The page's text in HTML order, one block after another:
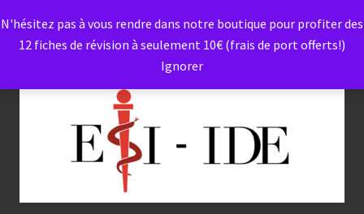
N'hésitez pas à vous rendre dans notre boutique pour profiter des
12 fiches de révision à seulement 10€ (frais de port offerts!)
Ignorer